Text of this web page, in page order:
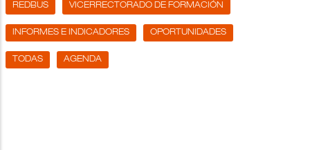
REDBUS VICERRECTORADO DE FORMACIÓN
INFORMES E INDICADORES OPORTUNIDADES
TODAS AGENDA